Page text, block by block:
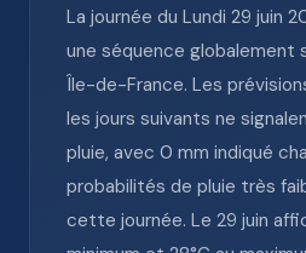
La journée du Lundi 29 juin
une séquence globalement
Île-de-France. Les
les jours suivants ne
pluie, avec 0 mm indiqué
probabilités de pluie très
cette journée. Le 29 juin